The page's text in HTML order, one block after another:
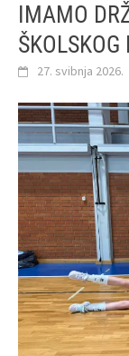
IMAMO
27. svibnja 2026.